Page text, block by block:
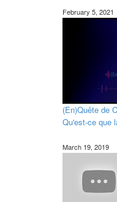
February 5, 2021
(En)Quête de
Qu'est-ce que
March 19, 2019